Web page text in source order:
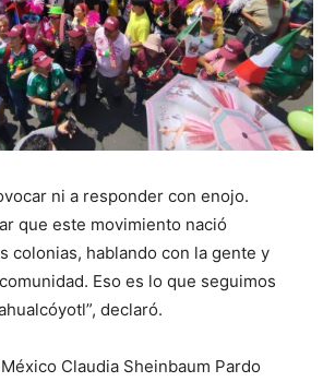
ni a responder con enojo.
que este movimiento nació
colonias, hablando con la gente y
Eso es lo que seguimos
declaró.
Claudia Sheinbaum Pardo